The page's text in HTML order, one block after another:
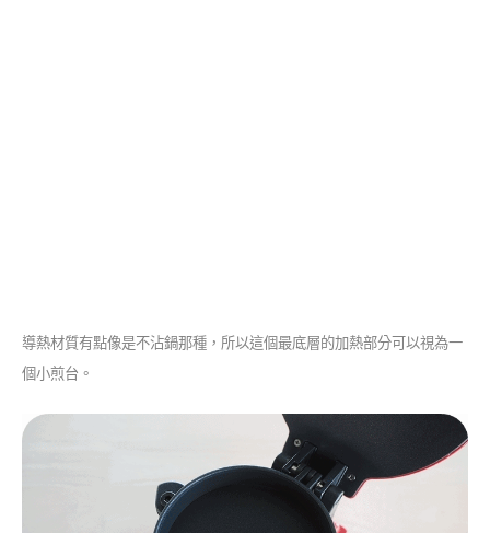
導熱材質有點像是不沾鍋那種，所以這個最底層的加熱部分可以視為一
個小煎台。